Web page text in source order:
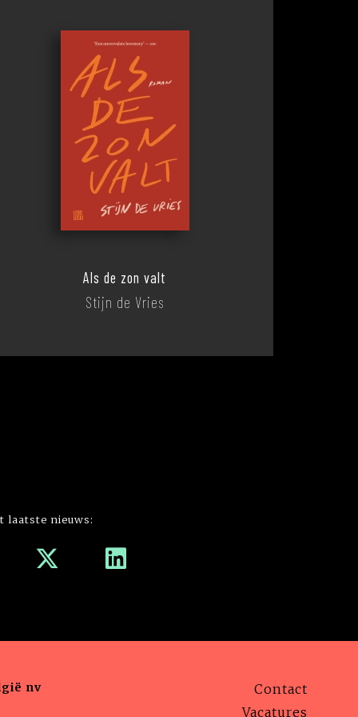
Als de zon valt
Stijn de Vries
laatste nieuws:
nv
Contact
Vacatures